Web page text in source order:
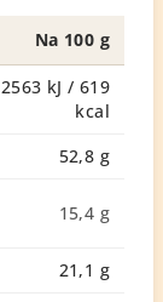
Na 100 g
2563 kJ / 619
kcal
52,8 g
15,4 g
21,1 g